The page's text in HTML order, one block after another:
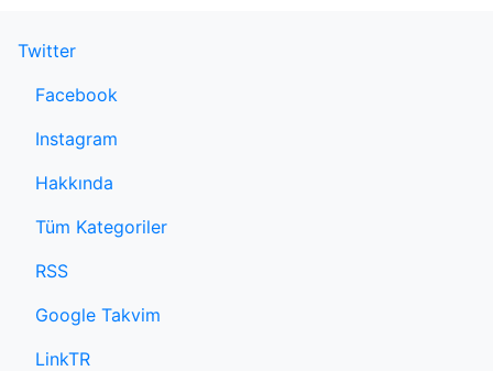
Twitter
Facebook
Instagram
Hakkında
Tüm Kategoriler
RSS
Google Takvim
LinkTR